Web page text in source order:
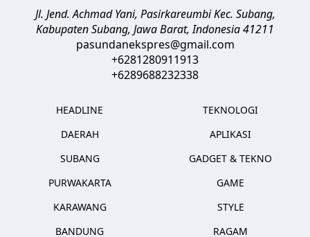
Jl. Jend. Achmad Yani, Pasirkareumbi Kec. Subang,
Kabupaten Subang, Jawa Barat,Indonesia41211
pasundanekspres@gmail.com
+6281280911913
+6289688232338
HEADLINE
DAERAH
SUBANG
PURWAKARTA
KARAWANG
BANDUNG
TEKNOLOGI
APLIKASI
GADGET & TEKNO
GAME
STYLE
RAGAM